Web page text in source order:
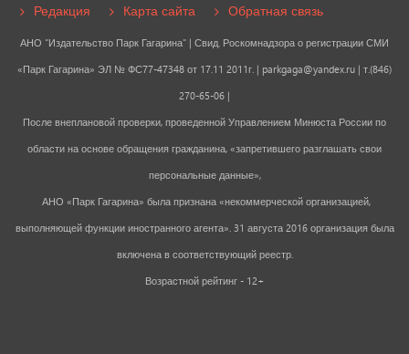
Редакция Карта сайта Обратная связь
АНО "Издательство Парк Гагарина" | Свид. Роскомнадзора о регистрации СМИ
«Парк Гагарина» ЭЛ № ФС77-47348 от 17.11 2011г. | parkgaga@yandex.ru | т.(846)
270-65-06 |
После внеплановой проверки, проведенной Управлением Минюста России по
области на основе обращения гражданина, «запретившего разглашать свои
персональные данные»,
АНО «Парк Гагарина» была признана «некоммерческой организацией,
выполняющей функции иностранного агента». 31 августа 2016 организация была
включена в соответствующий реестр.
Возрастной рейтинг - 12+